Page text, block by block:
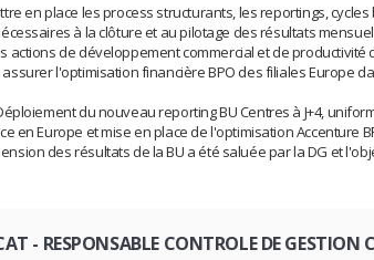
en place les process structurants, les reportings,
à la clôture et au pilotage des résultats
actions de développement commercial et de
l'optimisation financière BPO des filiales Europe
du nouveau reporting BU Centres à J+4,
en Europe et mise en place de l'optimisation Accenture
des résultats de la BU a été saluée par la DG et
- RESPONSABLE CONTROLE DE GESTION